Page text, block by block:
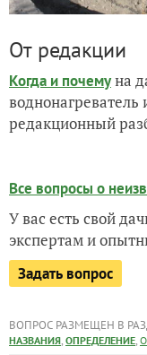
От редакции
Когда и почемуна
воднонагреватель
редакционный
Все вопросы о
У вас есть свой
экспертам и
Задать вопрос
ВОПРОС РАЗМЕЩЕН В
НАЗВАНИЯ, ОПРЕДЕЛЕНИЕ,